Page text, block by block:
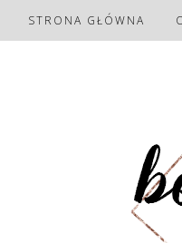
STRONA GŁÓWNA